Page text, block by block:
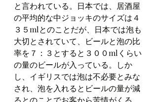
と言われている。日本では、居酒屋
の平均的な中ジョッキのサイズは４
３５mlとのことだが、日本では泡も
大切とされていて、ビールと泡の比
率を７：３とすると３００mlくらい
の量のビールが入っている。しか
し、イギリスでは泡は不必要とみな
され、泡を入れるとビールの量が減
るとのことでお客から苦情がくる。